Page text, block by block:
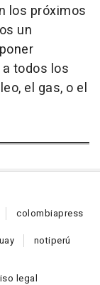
los próximos
un
todos los
el gas, o el
colombiapress
notiperú
legal